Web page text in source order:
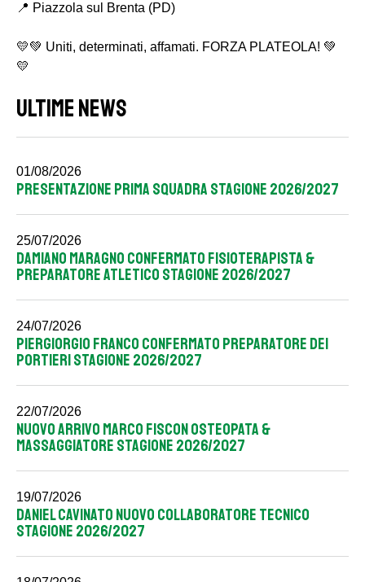
📍 Piazzola sul Brenta (PD)
💛💚 Uniti, determinati, affamati. FORZA PLATEOLA! 💚
💛
ULTIME NEWS
01/08/2026
PRESENTAZIONE PRIMA SQUADRA STAGIONE 2026/2027
25/07/2026
DAMIANO MARAGNO CONFERMATO FISIOTERAPISTA &
PREPARATORE ATLETICO STAGIONE 2026/2027
24/07/2026
PIERGIORGIO FRANCO CONFERMATO PREPARATORE DEI
PORTIERI STAGIONE 2026/2027
22/07/2026
NUOVO ARRIVO MARCO FISCON OSTEOPATA &
MASSAGGIATORE STAGIONE 2026/2027
19/07/2026
DANIEL CAVINATO NUOVO COLLABORATORE TECNICO
STAGIONE 2026/2027